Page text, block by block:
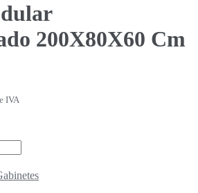
200X80X60 Cm
IVA